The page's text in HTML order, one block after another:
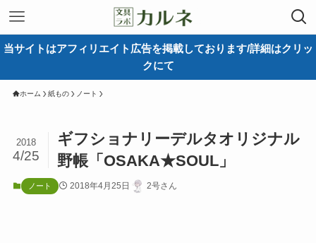
当サイトはアフィリエイト広告を掲載しております/詳細はクリッ
クにて
ホーム 紙もの ノート
ギフショナリーデルタオリジナル
野帳「OSAKA★SOUL」
2018
4/25
ノート 2018年4月25日 2号さん